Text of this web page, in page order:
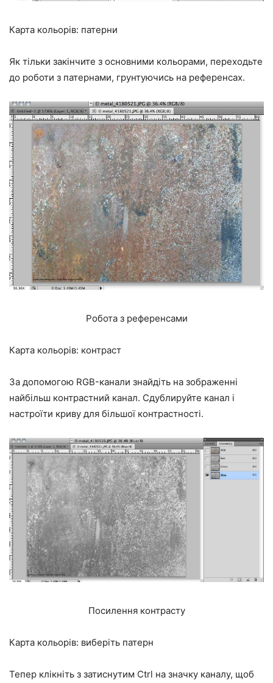
Карта кольорів: патерни
Як тільки закінчите з основними кольорами, переходьте
до роботи з патернами, грунтуючись на референсах.
Робота з референсами
Карта кольорів: контраст
За допомогою RGB-канали знайдіть на зображенні
найбільш контрастний канал. Сдублируйте канал і
настроїти криву для більшої контрастності.
Посилення контрасту
Карта кольорів: виберіть патерн
Тепер клікніть з затиснутим Ctrl на значку каналу, щоб